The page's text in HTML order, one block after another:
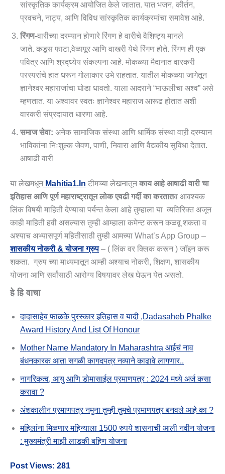
सांस्कृतिक कार्यक्रम आयोजित केले जातात. यात भजन, कीर्तन,
प्रवचने, नाट्य, आणि विविध सांस्कृतिक कार्यक्रमांचा समावेश आहे.
रिंगण-वारीच्या दरम्यान होणारे रिंगण हे वारीचे वैशिष्ट्य मानले
जाते. कडूस फाटा,वेळापूर आणि वाखरी येथे रिंगण होते. रिंगण ही एक
पवित्र आणि श्रद्ध्येय संकल्पना आहे. मोकळ्या मैदानात वारकरी
परस्परांचे हात धरून गोलाकार उभे राहतात. यातील मोकळ्या जागेतून
ज्ञानेश्वर महाराजांचा घोडा धावतो. याला आदराने “माऊलीचा अश्व” असे
म्हणतात. या अश्वावर स्वतः ज्ञानेश्वर महाराज आरूढ होतात अशी
वारकरी संप्रदायात धारणा आहे.
समाज सेवा: अनेक सामाजिक संस्था आणि धार्मिक संस्था वाऱी दरम्यान
भाविकांना निःशुल्क जेवण, पाणी, निवारा आणि वैद्यकीय सुविधा देतात.
आषाढी वारी
या लेखमधून Mahitia1.in टीमच्या लेखनातूनकाय आहे आषाढी वारी चा
इतिहास आणि पूर्ण महाराष्ट्रातून लोक एवढी गर्दी का करतातव आवश्यक
लिंक विषयी माहिती देण्याचा पर्यन्त केला आहे तुम्हाला या व्यतिरिक्त अजून
काही माहिती हवी असल्यास तुम्ही आम्हाला कमेन्ट करून कळवू शकता व
अश्याच अभ्यासपूर्ण महितीसाठी तुम्ही आमच्या What’s App Group –
शासकीय नोकरी & योजना ग्रुप– ( लिंक वर क्लिक करून ) जॉइन करू
शकता. ग्रुप च्या माध्यमातून आम्ही अश्याच नोकरी, शिक्षण, शासकीय
योजना आणि सर्वांसाठी आरोग्य विषयावर लेख घेऊन येत असतो.
हे हि वाचा
दादासाहेब फाळके पुरस्कार इतिहास व यादी ,Dadasaheb Phalke
Award History And List Of Honour
Mother Name Mandatory In Maharashtra आईचं नाव
बंधनकारक आता सगळी कागदपत्र नव्याने काढावे लागणार..
नागरिकत्व, आयु आणि डोमासाईल प्रमाणपत्र : 2024 मध्ये अर्ज कसा
करावा ?
अंशकालीन प्रमाणपत्र नमुना तुम्ही तुमचे प्रमाणपत्र बनवले आहे का ?
महिलांना मिळणार महिन्याला 1500 रुपये शासनाची आली नवीन योजना
: मुख्यमंत्री माझी लाडकी बहिण योजना
Post Views: 281